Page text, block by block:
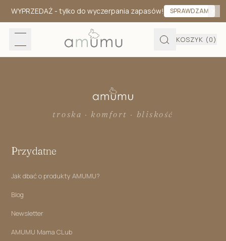
WYPRZEDAŻ - tylko do wyczerpania zapasów! SPRAWDZAM
KOSZYK (0)
troska · komfort · bliskość
Przydatne
Jak dbać o produkty AMUMU?
Blog
Newsletter
AMUMU Mama CLub